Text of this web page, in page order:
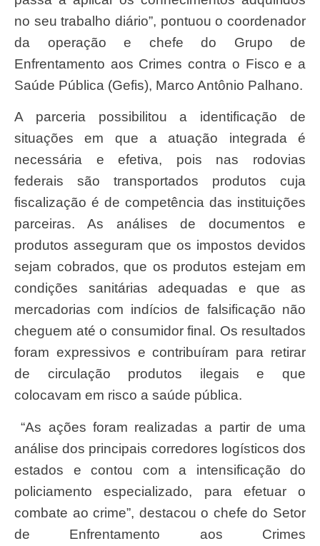
no seu trabalho diário”, pontuou o coordenador
da operação e chefe do Grupo de
Enfrentamento aos Crimes contra o Fisco e a
Saúde Pública (Gefis), Marco Antônio Palhano.
A parceria possibilitou a identificação de
situações em que a atuação integrada é
necessária e efetiva, pois nas rodovias
federais são transportados produtos cuja
fiscalização é de competência das instituições
parceiras. As análises de documentos e
produtos asseguram que os impostos devidos
sejam cobrados, que os produtos estejam em
condições sanitárias adequadas e que as
mercadorias com indícios de falsificação não
cheguem até o consumidor final. Os resultados
foram expressivos e contribuíram para retirar
de circulação produtos ilegais e que
colocavam em risco a saúde pública.
“As ações foram realizadas a partir de uma
análise dos principais corredores logísticos dos
estados e contou com a intensificação do
policiamento especializado, para efetuar o
combate ao crime”, destacou o chefe do Setor
de Enfrentamento aos Crimes